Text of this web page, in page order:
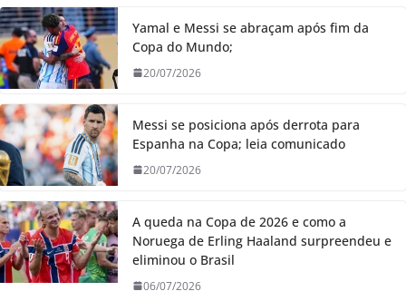
Yamal e Messi se abraçam após fim da
Copa do Mundo;
20/07/2026
Messi se posiciona após derrota para
Espanha na Copa; leia comunicado
20/07/2026
A queda na Copa de 2026 e como a
Noruega de Erling Haaland surpreendeu e
eliminou o Brasil
06/07/2026